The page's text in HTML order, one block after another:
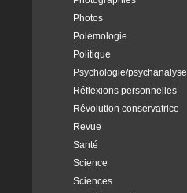
Photos
Polémologie
Politique
Psychologie/psychanalyse
Réflexions personnelles
Révolution conservatrice
Revue
Santé
Science
Sciences